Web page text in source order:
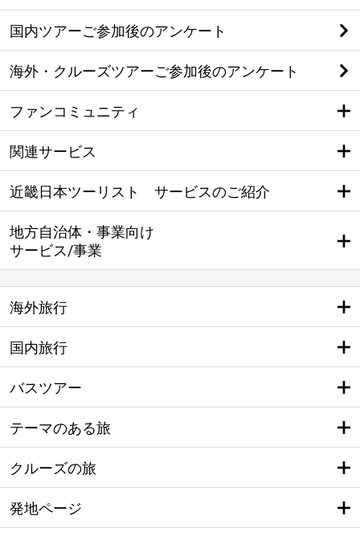
国内ツアーご参加後のアンケート
海外・クルーズツアーご参加後のアンケート
ファンコミュニティ
関連サービス
近畿日本ツーリスト サービスのご紹介
地方自治体・事業向け
サービス/事業
海外旅行
国内旅行
バスツアー
テーマのある旅
クルーズの旅
発地ページ